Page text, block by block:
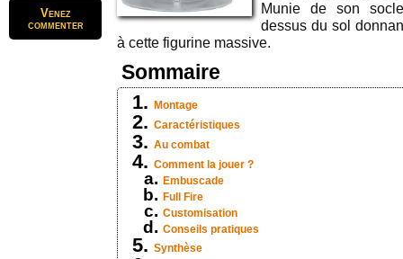
Venez
commenter
Munie de son
dessus du sol
à cette figurine massive.
Sommaire
Montage
Caractéristiques
Au combat
Comment la jouer ?
Embuscade
Full Fire
Customisation
Conseils pratiques
Synthèse